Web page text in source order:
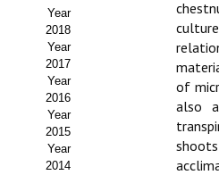
Presentación ITEA
Equipo Editorial
Leer revista ITEA
Directrices para autores/as
Políticas Editoriales
Year
2018
Year
2017
Year
2016
Year
2015
Year
2014
of
also